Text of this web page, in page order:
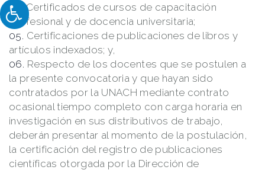
Certificados de cursos de capacitación
profesional y de docencia universitaria;
Certificaciones de publicaciones de libros y
artículos indexados; y,
Respecto de los docentes que se postulen a
la presente convocatoria y que hayan sido
contratados por la UNACH mediante contrato
ocasional tiempo completo con carga horaria en
investigación en sus distributivos de trabajo,
deberán presentar al momento de la postulación,
la certificación del registro de publicaciones
científicas otorgada por la Dirección de